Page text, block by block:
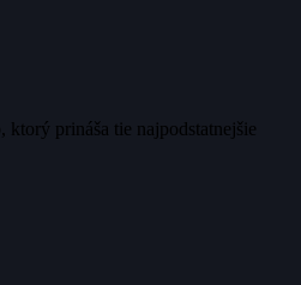
prináša tie najpodstatnejšie